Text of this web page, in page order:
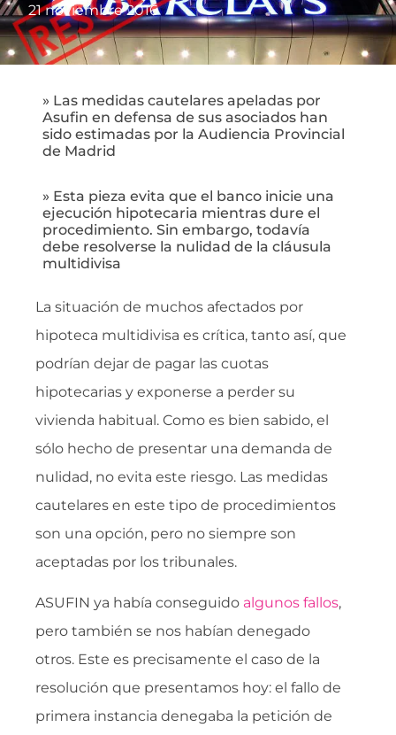
21 noviembre 2016
» Las medidas cautelares apeladas por
Asufin en defensa de sus asociados han
sido estimadas por la Audiencia Provincial
de Madrid
» Esta pieza evita que el banco inicie una
ejecución hipotecaria mientras dure el
procedimiento. Sin embargo, todavía
debe resolverse la nulidad de la cláusula
multidivisa
La situación de muchos afectados por
hipoteca multidivisa es crítica, tanto así, que
podrían dejar de pagar las cuotas
hipotecarias y exponerse a perder su
vivienda habitual. Como es bien sabido, el
sólo hecho de presentar una demanda de
nulidad, no evita este riesgo. Las medidas
cautelares en este tipo de procedimientos
son una opción, pero no siempre son
aceptadas por los tribunales.
ASUFIN ya había conseguido algunos fallos,
pero también se nos habían denegado
otros. Este es precisamente el caso de la
resolución que presentamos hoy: el fallo de
primera instancia denegaba la petición de